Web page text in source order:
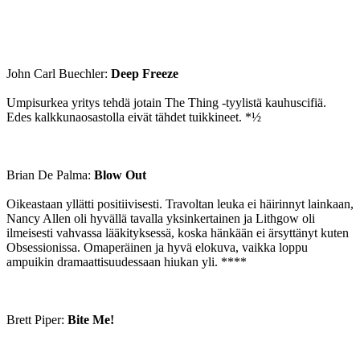
John Carl Buechler: Deep Freeze
Umpisurkea yritys tehdä jotain The Thing ‑tyylistä kauhuscifiä.
Edes kalkkunaosastolla eivät tähdet tuikkineet. *½
Brian De Palma: Blow Out
Oikeastaan yllätti positiivisesti. Travoltan leuka ei häirinnyt lainkaan,
Nancy Allen oli hyvällä tavalla yksinkertainen ja Lithgow oli
ilmeisesti vahvassa lääkityksessä, koska hänkään ei ärsyttänyt kuten
Obsessionissa. Omaperäinen ja hyvä elokuva, vaikka loppu
ampuikin dramaattisuudessaan hiukan yli. ****
Brett Piper: Bite Me!